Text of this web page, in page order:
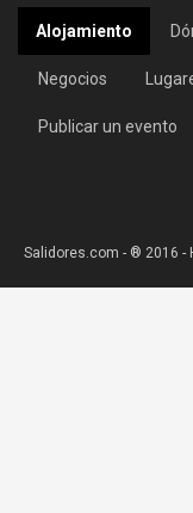
Alojamiento
Negocios
Publicar un evento
Salidores.com - ® 2016 -